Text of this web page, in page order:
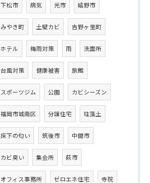
下松市 病気 光市 嬉野市
みやき町 土壁カビ 吉野ヶ里町
ホテル 梅雨対策 雨 洗面所
台風対策 健康被害 旅館
スポーツジム 公園 カビシーズン
福岡市城南区 分譲住宅 珪藻土
床下の匂い 筑後市 中間市
カビ臭い 集会所 萩市
オフィス事務所 ゼロエネ住宅 寺院